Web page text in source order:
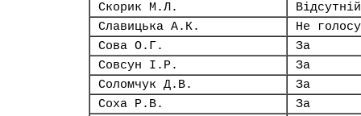
Скорик М.Л.
Відсутній
Славицька А.К.
Не
Сова О.Г.
За
Совсун І.Р.
За
Соломчук Д.В.
За
Соха Р.В.
За